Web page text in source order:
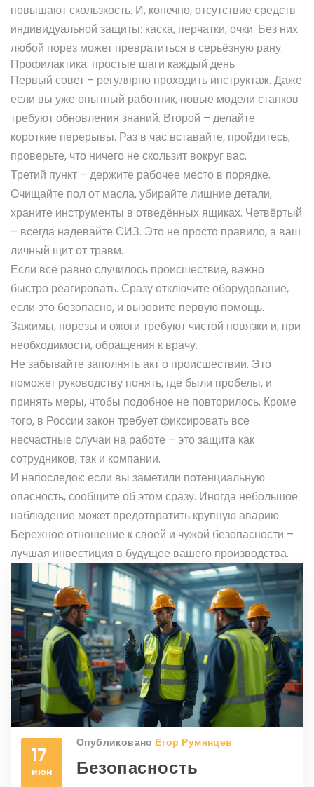
повышают скользкость. И, конечно, отсутствие средств
индивидуальной защиты: каска, перчатки, очки. Без них
любой порез может превратиться в серьёзную рану.
Профилактика: простые шаги каждый день
Первый совет – регулярно проходить инструктаж. Даже
если вы уже опытный работник, новые модели станков
требуют обновления знаний. Второй – делайте
короткие перерывы. Раз в час вставайте, пройдитесь,
проверьте, что ничего не скользит вокруг вас.
Третий пункт – держите рабочее место в порядке.
Очищайте пол от масла, убирайте лишние детали,
храните инструменты в отведённых ящиках. Четвёртый
– всегда надевайте СИЗ. Это не просто правило, а ваш
личный щит от травм.
Если всё равно случилось происшествие, важно
быстро реагировать. Сразу отключите оборудование,
если это безопасно, и вызовите первую помощь.
Зажимы, порезы и ожоги требуют чистой повязки и, при
необходимости, обращения к врачу.
Не забывайте заполнять акт о происшествии. Это
поможет руководству понять, где были пробелы, и
принять меры, чтобы подобное не повторилось. Кроме
того, в России закон требует фиксировать все
несчастные случаи на работе – это защита как
сотрудников, так и компании.
И напоследок: если вы заметили потенциальную
опасность, сообщите об этом сразу. Иногда небольшое
наблюдение может предотвратить крупную аварию.
Бережное отношение к своей и чужой безопасности –
лучшая инвестиция в будущее вашего производства.
17
июн
Опубликовано Егор Румянцев
Безопасность